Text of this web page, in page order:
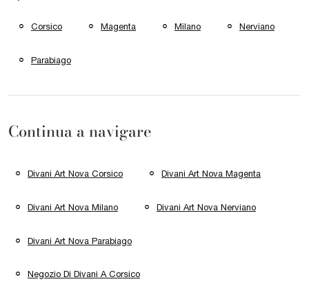
Corsico Magenta Milano Nerviano
Parabiago
Continua a navigare
Divani Art Nova Corsico Divani Art Nova Magenta
Divani Art Nova Milano Divani Art Nova Nerviano
Divani Art Nova Parabiago
Negozio Di Divani A Corsico